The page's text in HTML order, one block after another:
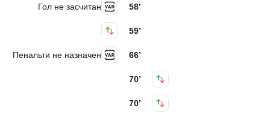
Гол не засчитан 58’
59’
Пенальти не назначен 66’
70’
70’